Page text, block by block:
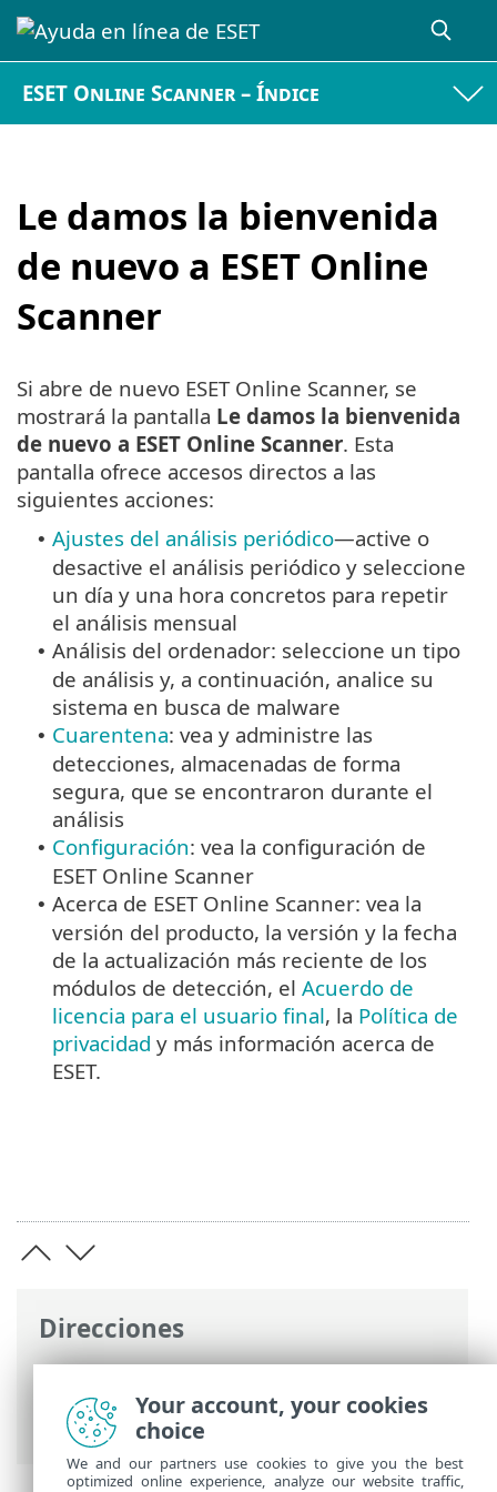
ESET Online Scanner – Índice
Le damos la bienvenida
de nuevo a ESET Online
Scanner
Direcciones
Ayuda en línea de ESET>ESET Online
Scanner >Le damos la bienvenida de
nuevo a ESET Online Scanner
Si abre de nuevo ESET Online Scanner, se
mostrará la pantalla Le damos la bienvenida
de nuevo a ESET Online Scanner. Esta
pantalla ofrece accesos directos a las
siguientes acciones:
• Ajustes del análisis periódico—active o
desactive el análisis periódico y seleccione
un día y una hora concretos para repetir
el análisis mensual
• Análisis del ordenador: seleccione un tipo
de análisis y, a continuación, analice su
sistema en busca de malware
• Cuarentena: vea y administre las
detecciones, almacenadas de forma
segura, que se encontraron durante el
análisis
• Configuración: vea la configuración de
ESET Online Scanner
• Acerca de ESET Online Scanner: vea la
versión del producto, la versión y la fecha
de la actualización más reciente de los
módulos de detección, el Acuerdo de
licencia para el usuario final, la Política de
privacidad y más información acerca de
ESET.
Your account, your cookies
choice
We and our partners use cookies to give you the best
optimized online experience, analyze our website traffic,